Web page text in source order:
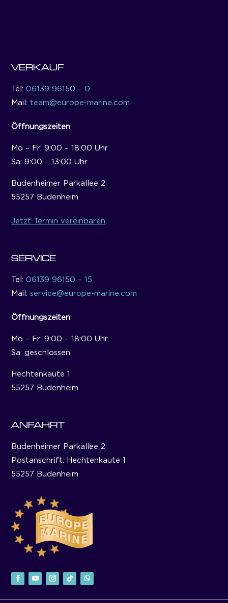
VERKAUF
Tel:06139 96150 – 0
Mail: team@europe-marine.com
Öffnungszeiten
Mo – Fr: 9:00 – 18:00 Uhr
Sa: 9:00 – 13:00 Uhr
Budenheimer Parkallee 2
55257 Budenheim
Jetzt Termin vereinbaren
SERVICE
Tel:06139 96150 – 15
Mail:service@europe-marine.com
Öffnungszeiten
Mo – Fr: 9:00 – 18:00 Uhr
Sa: geschlossen
Hechtenkaute 1
55257 Budenheim
ANFAHRT
Budenheimer Parkallee 2
Postanschrift: Hechtenkaute 1
55257 Budenheim